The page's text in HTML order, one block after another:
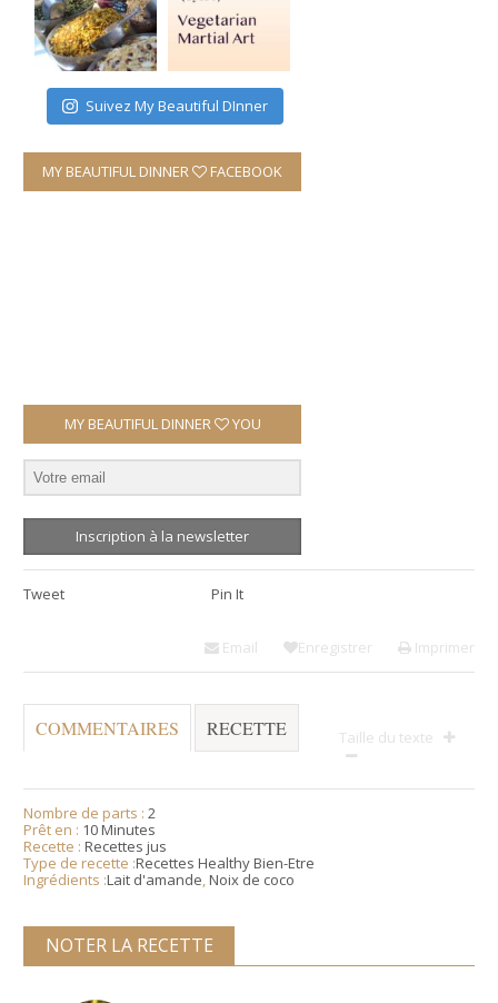
Suivez My Beautiful DInner
MY BEAUTIFUL DINNER FACEBOOK
MY BEAUTIFUL DINNER YOU
Inscription à la newsletter
Tweet Pin It
Email Enregistrer Imprimer
COMMENTAIRES RECETTE Taille du texte
Nombre de parts :2
Prêt en : 10 Minutes
Recette :Recettes jus
Type de recette :Recettes Healthy Bien-Etre
Ingrédients :Lait d'amande,Noix de coco
NOTER LA RECETTE